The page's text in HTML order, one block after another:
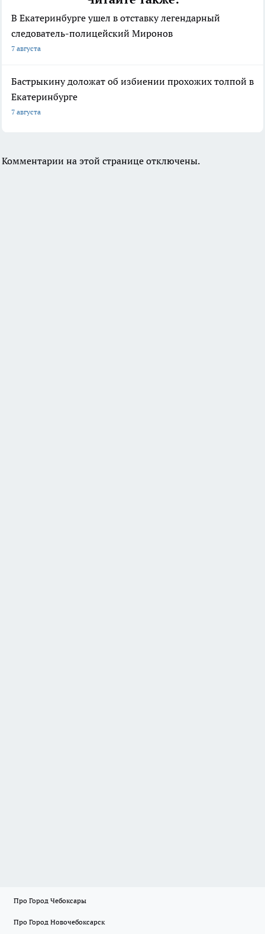
В Екатеринбурге ушел в отставку легендарный
следователь-полицейский Миронов
7 августа
Бастрыкину доложат об избиении прохожих толпой в
Екатеринбурге
7 августа
Комментарии на этой странице отключены.
Про Город Чебоксары
Про Город Новочебоксарск